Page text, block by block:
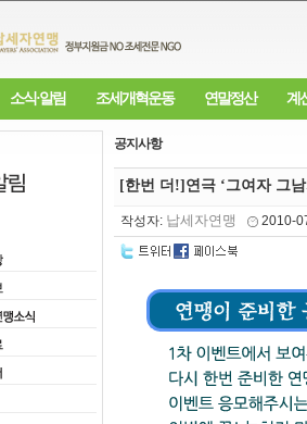
소식·알림 조세개혁운동 연말정산 계
공지사항
[한번 더!]연극 ‘그여자 그
작성자: 납세자연맹 2010-